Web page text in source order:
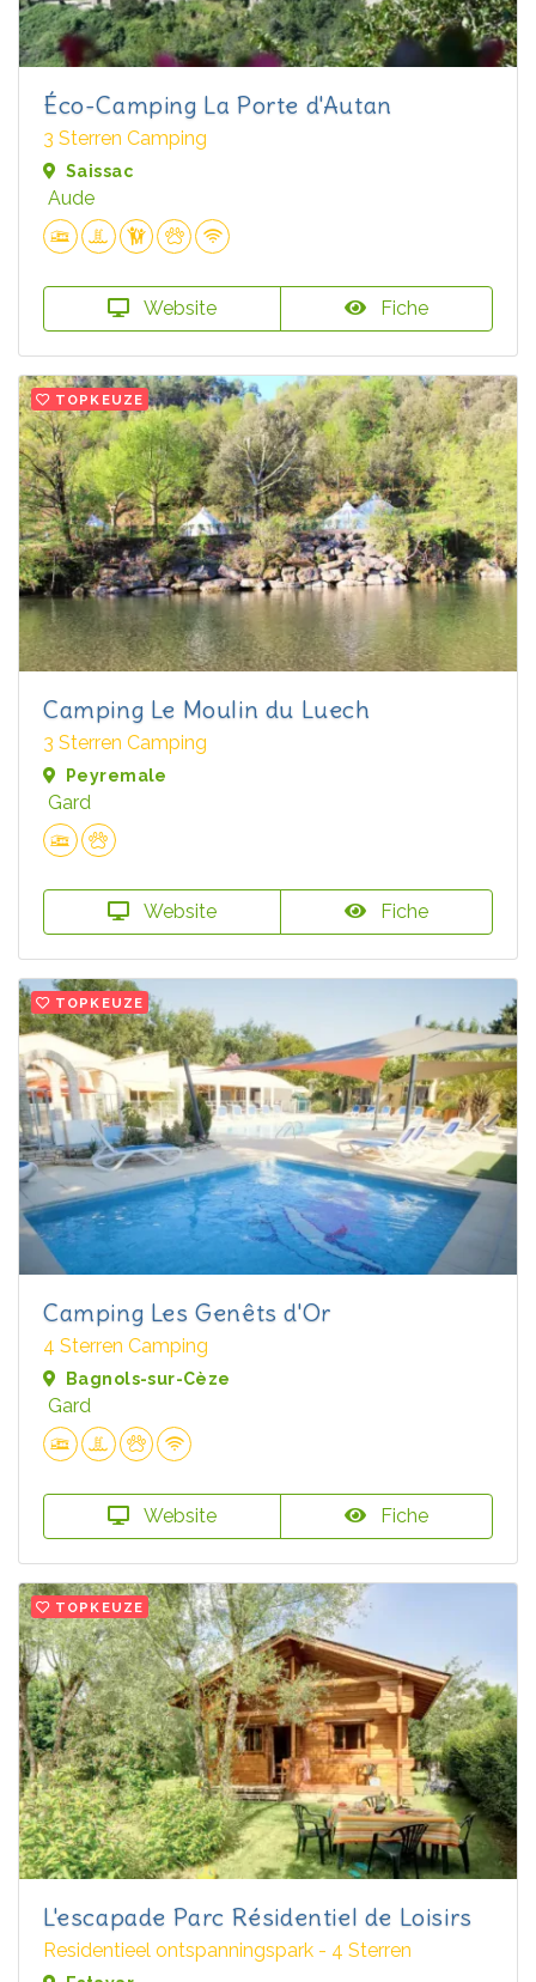
Éco-Camping La Porte d'Autan
3 Sterren Camping
Saissac
Aude
Website Fiche
TOPKEUZE
Camping Le Moulin du Luech
3 Sterren Camping
Peyremale
Gard
Website Fiche
TOPKEUZE
Camping Les Genêts d'Or
4 Sterren Camping
Bagnols-sur-Cèze
Gard
Website Fiche
TOPKEUZE
L'escapade Parc Résidentiel de Loisirs
Residentieel ontspanningspark - 4 Sterren